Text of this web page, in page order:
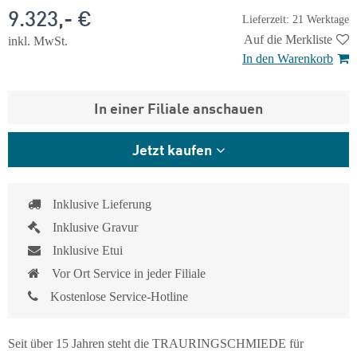
Lieferzeit: 21 Werktage
9.323,- €
inkl. MwSt.
Auf die Merkliste
In den Warenkorb
In einer Filiale anschauen
Jetzt kaufen
Inklusive Lieferung
Inklusive Gravur
Inklusive Etui
Vor Ort Service in jeder Filiale
Kostenlose Service-Hotline
Seit über 15 Jahren steht die TRAURINGSCHMIEDE für